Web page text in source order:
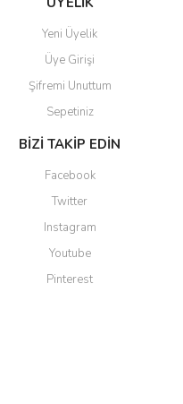
Yeni Üyelik
Üye Girişi
Şifremi Unuttum
Sepetiniz
BİZİ TAKİP EDİN
Facebook
Twitter
Instagram
Youtube
Pinterest